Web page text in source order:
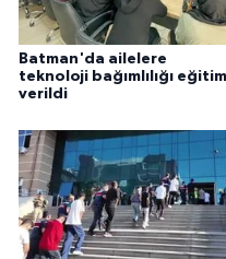
Batman'da ailelere
teknoloji bağımlılığı
verildi